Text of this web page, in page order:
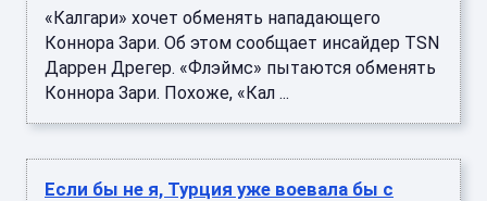
«Калгари» хочет обменять нападающего
Коннора Зари. Об этом сообщает инсайдер TSN
Даррен Дрегер. «Флэймс» пытаются обменять
Коннора Зари. Похоже, «Кал ...
Если бы не я, Турция уже воевала бы с